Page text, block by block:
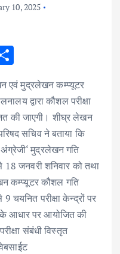
10, 2025
h
ar
e
एवं मुद्रलेखन कम्प्यूटर
द्वारा कौशल परीक्षा
की जाएगी। शीघ्र लेखन
सचिव ने बताया कि
मुद्रलेखन गति
जनवरी शनिवार को तथा
कम्प्यूटर कौशल गति
चयनित परीक्षा केन्द्रों पर
आधार पर आयोजित की
संबंधी विस्तृत